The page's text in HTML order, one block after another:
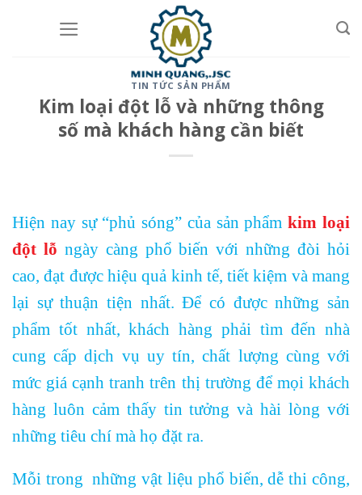
TIN TỨC SẢN PHẨM
Kim loại đột lỗ và những thông
số mà khách hàng cần biết
Hiện nay sự “phủ sóng” của sản phẩmkim loại
đột lỗ ngày càng phổ biến với những đòi hỏi
cao, đạt được hiệu quả kinh tế, tiết kiệm và mang
lại sự thuận tiện nhất. Để có được những sản
phẩm tốt nhất, khách hàng phải tìm đến nhà
cung cấp dịch vụ uy tín, chất lượng cùng với
mức giá cạnh tranh trên thị trường để mọi khách
hàng luôn cảm thấy tin tưởng và hài lòng với
những tiêu chí mà họ đặt ra.
Mỗi trong những vật liệu phổ biến, dễ thi công,